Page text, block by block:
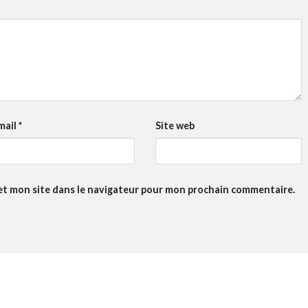
* Site web
mon site dans le navigateur pour mon prochain commentaire.